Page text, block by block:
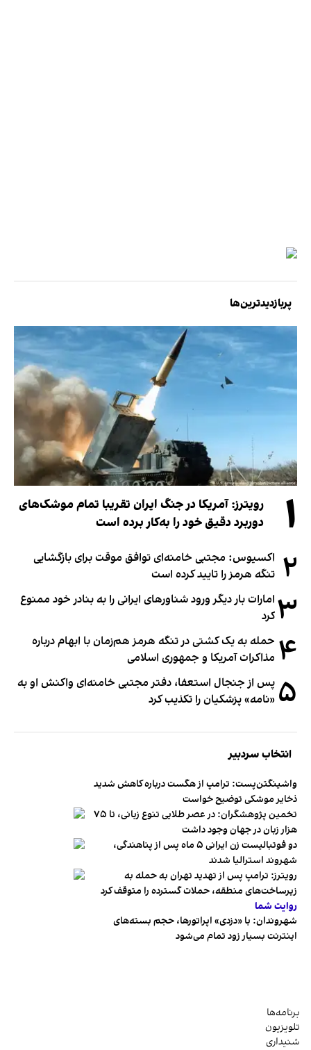
پربازدیدترین‌ها
۱
رویترز: آمریکا در جنگ ایران تقریبا تمام موشک‌های
دوربرد دقیق خود را به‌کار برده است
۲ اکسیوس: مجتبی خامنه‌ای توافق موقت برای بازگشایی
تنگه هرمز را تایید کرده است
۳ امارات بار دیگر ورود شناورهای ایرانی را به بنادر خود ممنوع
کرد
۴ حمله به یک کشتی در تنگه هرمز هم‌زمان با ابهام درباره
مذاکرات آمریکا و جمهوری اسلامی
۵ پس از جنجال استعفا، دفتر مجتبی خامنه‌ای واکنش او به
«نامه» پزشکیان را تکذیب کرد
انتخاب سردبیر
واشینگتن‌پست: ترامپ از هگست درباره کاهش شدید
ذخایر موشکی توضیح خواست
تخمین پژوهشگران: در عصر طلایی تنوع زبانی، تا ۷۵
هزار زبان در جهان وجود داشت
دو فوتبالیست زن ایرانی ۵ ماه پس از پناهندگی،
شهروند استرالیا شدند
رویترز: ترامپ پس از تهدید تهران به حمله به
زیرساخت‌های منطقه، حملات گسترده را متوقف کرد
روایت شما
شهروندان:‌ با «دزدی» اپراتورها، حجم بسته‌های
اینترنت بسیار زود تمام می‌شود
برنامه‌ها
تلویزیون
شنیداری